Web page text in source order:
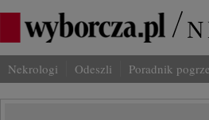
Nekrologi Odeszli Poradnik